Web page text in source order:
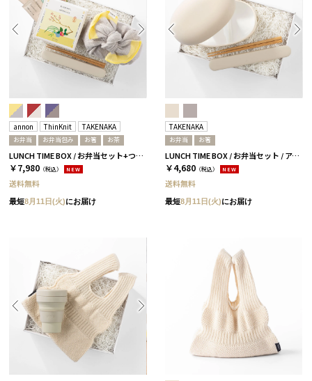
annon ThinKnit TAKENAKA
お弁当 お弁当包み お箸 お茶
LUNCH TIME BOX / お弁当セット+つつみ+お茶アソート / イエロー
￥7,980 （税込） NEW
送料無料
最短8月11日(火)にお届け
TAKENAKA
お弁当 お箸
LUNCH TIME BOX / お弁当セット / アイボリー
￥4,680 （税込） NEW
送料無料
最短8月11日(火)にお届け